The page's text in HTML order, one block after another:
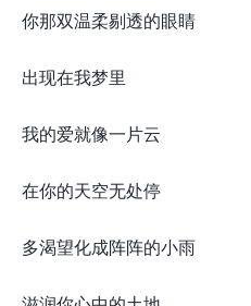
你那双温柔剔透的眼睛
出现在我梦里
我的爱就像一片云
在你的天空无处停
多渴望化成阵阵的小雨